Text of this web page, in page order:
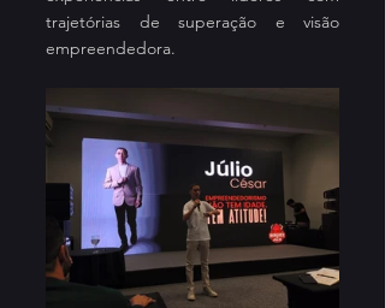
trajetórias de superação e visão
empreendedora.